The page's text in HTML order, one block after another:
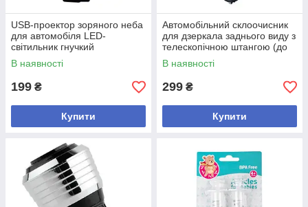
USB-проектор зоряного неба
для автомобіля LED-
світильник гнучкий
портативний лампочки
червоного кольору
В наявності
199 ₴
Купити
Автомобільний склоочисник
для дзеркала заднього виду з
телескопічною штангою (до
98 см), 1 шт
В наявності
299 ₴
Купити